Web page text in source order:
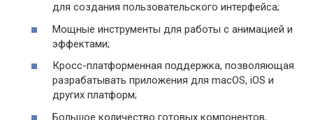
для создания пользовательского интерфейса;
Мощные инструменты для работы с анимацией и
эффектами;
Кросс-платформенная поддержка, позволяющая
разрабатывать приложения для macOS, iOS и
других платформ;
Большое количество готовых компонентов,